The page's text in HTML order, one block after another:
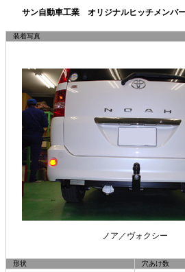
サン自動車工業 オリジナルヒッチメンバ
装着写真
ノア／ヴォクシー
形状 穴あけ数